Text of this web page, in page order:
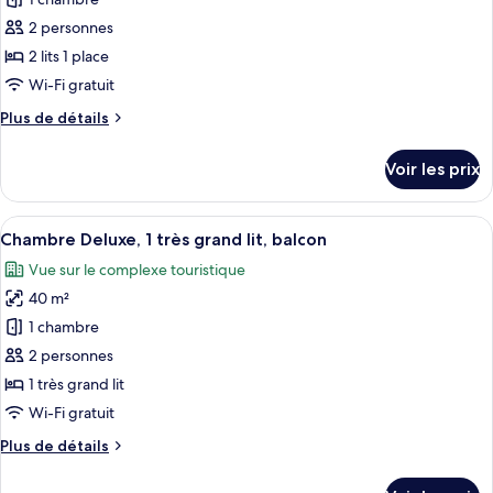
vue
partielle
sur
l'océan
pour
ce
type
chambre :
2
lits
une
place,
balcon
2 personnes
2 lits 1 place
Wi-Fi gratuit
Plus de détails
Plus
le
type
de
Chambre
Deluxe,
lits
une
place,
balcon
Voir les prix
Afficher
toutes
les
photos
pour
ce
type
de
chambre :
Chambre
Une chambre d’hôtel moderne
7
Chambre Deluxe, 1 très grand lit, balcon
Vue sur le complexe touristique
40 m²
1 chambre
2 personnes
1 très grand lit
Wi-Fi gratuit
Plus de détails
Plus